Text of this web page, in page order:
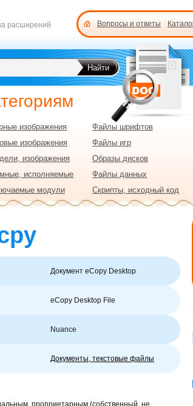
расширений Вопросы и ответы
Документ eCopy Desktop
eCopy Desktop File
Nuance
Документы, текстовые файлы
проприетарным (собственный, не
изображения Файлы шрифтов
изображения Файлы игр
изображения Образы дисков
исполняемые Файлы данных
модули Скрипты, исходный код